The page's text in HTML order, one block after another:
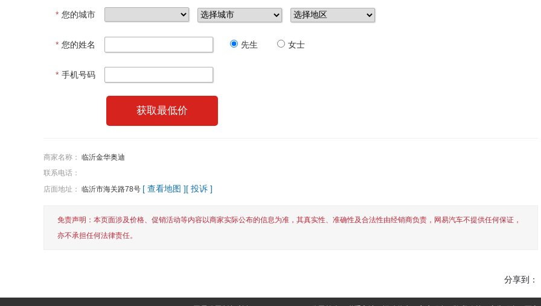
* 您的城市
* 您的姓名 先生 女士
* 手机号码
获取最低价
商家名称： 临沂金华奥迪
联系电话：
店面地址： 临沂市海关路78号 [ 查看地图 ][ 投诉 ]
免责声明：本页面涉及价格、促销活动等内容以商家实际公布的信息为准，其真实性、准确性及合法性由经销商负责，网易汽车不提供任何保证，
亦不承担任何法律责任。
分享到：